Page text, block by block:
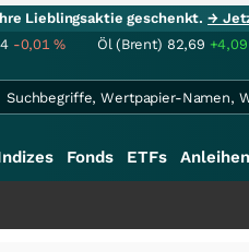
Lieblingsaktie geschenkt.→
-0,01% Öl (Brent) 82,69
Fonds ETFs Anleihen